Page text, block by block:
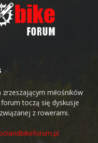
miłośników
toczą się dyskusje
z rowerami.